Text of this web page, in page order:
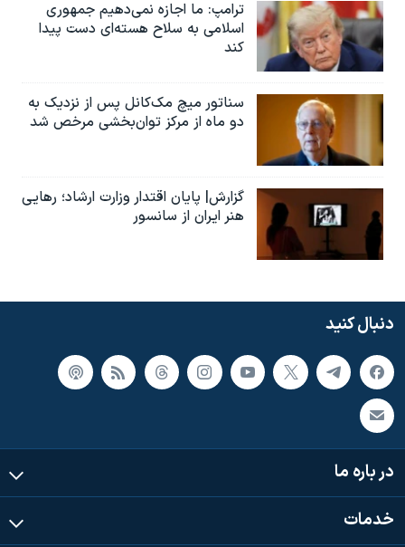
ترامپ: ما اجازه نمی‌دهیم جمهوری
اسلامی به سلاح هسته‌ای دست پیدا
کند
سناتور میچ مک‌کانل پس از نزدیک به
دو ماه از مرکز توان‌بخشی مرخص شد
گزارش| پایان اقتدار وزارت ارشاد؛ رهایی
هنر ایران از سانسور
دنبال کنید
در باره ما
خدمات